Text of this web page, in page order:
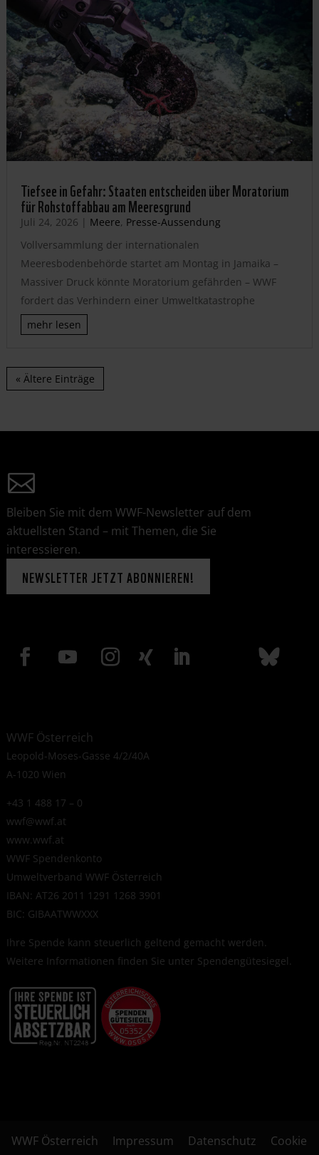
Tiefsee in Gefahr: Staaten entscheiden über Moratorium
für Rohstoffabbau am Meeresgrund
Juli 24, 2026 | Meere, Presse-Aussendung
Vollversammlung der internationalen
Meeresbodenbehörde startet am Montag in Jamaika –
Massiver Druck könnte Moratorium gefährden – WWF
fordert das Verhindern einer Umweltkatastrophe
mehr lesen
« Ältere Einträge
Bleiben Sie mit dem WWF-Newsletter auf dem
aktuellsten Stand – mit Themen, die Sie
interessieren.
NEWSLETTER JETZT ABONNIEREN!
WWF Österreich
Leopold-Moses-Gasse 4/2/40A
A-1020 Wien
+43 1 488 17 – 0
wwf@wwf.at
www.wwf.at
WWF Spendenkonto
Umweltverband WWF Österreich
IBAN: AT26 2011 1291 1268 3901
BIC: GIBAATWWXXX
Ihre Spende kann steuerlich geltend gemacht werden.
Weitere Informationen finden Sie unter Spendengütesiegel.
WWF Österreich Impressum Datenschutz
Cookie